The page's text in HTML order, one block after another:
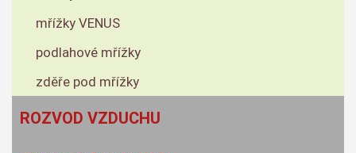
mřížky VENUS
podlahové mřížky
zděře pod mřížky
ROZVOD VZDUCHU